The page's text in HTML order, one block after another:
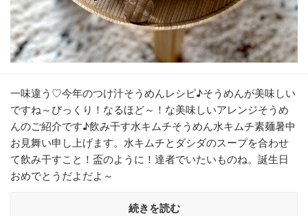
一味違う♡今年のつけ汁そうめんレシピ♪そうめんが美味しい
ですね～びっくり！なるほど～！な美味しいアレンジそうめ
んのご紹介です♪飲み干す水キムチそうめん水キムチ素麺暑中
お見舞い申し上げます。水キムチとダシダのスープを合わせ
て飲み干すこと！盃のように！達者でいたいものね。誕生日
おめでとうだよだよ～
続きを読む